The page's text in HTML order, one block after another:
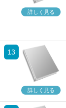
詳しく見る
13
詳しく見る